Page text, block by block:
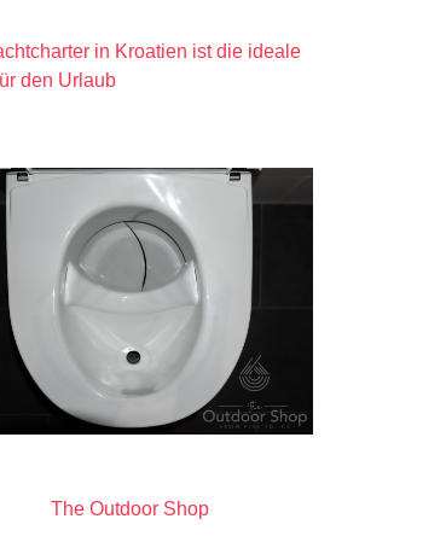
in Kroatien ist die ideale
den Urlaub
The Outdoor Shop